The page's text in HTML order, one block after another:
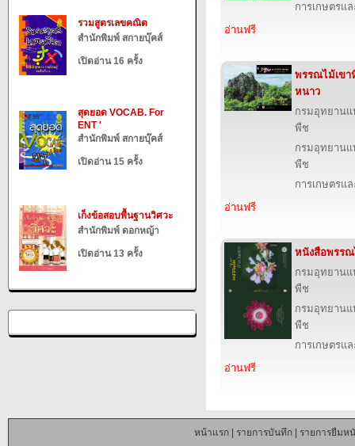
รวมสูตรเลขคณิต
สำนักพิมพ์ สกายบุ๊คส์
เปิดอ่าน 16 ครั้ง
สุดยอด VOCAB. For
ENT '
สำนักพิมพ์ สกายบุ๊คส์
เปิดอ่าน 15 ครั้ง
เก็งข้อสอบพื้นฐานวิศวะ
สำนักพิมพ์ ดอกหญ้า
เปิดอ่าน 13 ครั้ง
การเกษตรแ
อ่านฟรี
พรรณไม้เขา
หนาว
กรมอุทยาน
พืช
กรมอุทยาน
พืช
การเกษตรแ
อ่านฟรี
หนังสือพรร
กรมอุทยาน
พืช
กรมอุทยาน
พืช
การเกษตรแ
อ่านฟรี
หน้าแรก| รายการบันทึก| รายการยืมห